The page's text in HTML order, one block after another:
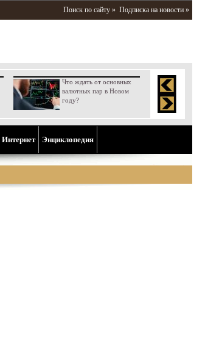
Поиск по сайту » Подписка на новости »
Что ждать от основных
валютных пар в Новом
году?
Интернет Энциклопедия